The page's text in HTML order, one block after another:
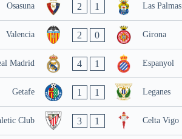
Osasuna 2 1 Las Palmas
Valencia 2 0 Girona
Madrid 4 1 Espanyol
Getafe 1 1 Leganes
Club 3 1 Celta Vigo